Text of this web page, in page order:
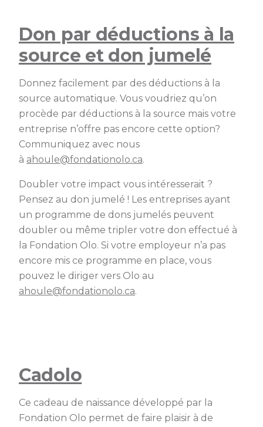
Don par déductions à la
source et don jumelé
Donnez facilement par des déductions à la
source automatique. Vous voudriez qu’on
procède par déductions à la source mais votre
entreprise n’offre pas encore cette option?
Communiquez avec nous
à ahoule@fondationolo.ca.
Doubler votre impact vous intéresserait ?
Pensez au don jumelé ! Les entreprises ayant
un programme de dons jumelés peuvent
doubler ou même tripler votre don effectué à
la Fondation Olo. Si votre employeur n’a pas
encore mis ce programme en place, vous
pouvez le diriger vers Olo au
ahoule@fondationolo.ca.
Cadolo
Ce cadeau de naissance développé par la
Fondation Olo permet de faire plaisir à de